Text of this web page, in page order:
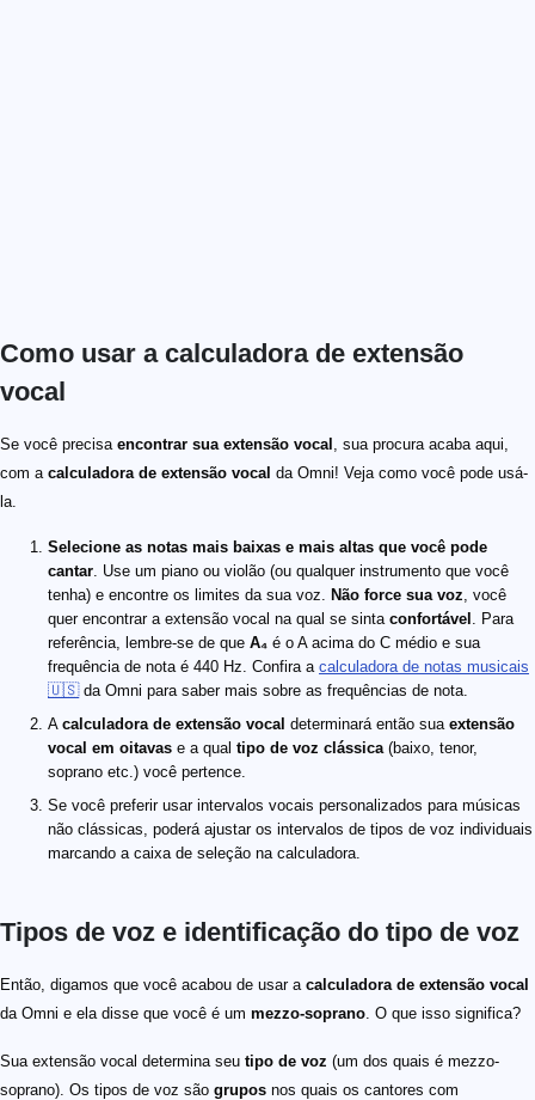
Como usar a calculadora de extensão
vocal
Se você precisa encontrar sua extensão vocal , sua procura acaba aqui,
com a calculadora de extensão vocal da Omni! Veja como você pode usá-
la.
Selecione as notas mais baixas e mais altas que você pode
cantar. Use um piano ou violão (ou qualquer instrumento que você
tenha) e encontre os limites da sua voz. Não force sua voz, você
quer encontrar a extensão vocal na qual se sinta confortável . Para
referência, lembre-se de que A₄ é o A acima do C médio e sua
frequência de nota é 440 Hz. Confira a calculadora de notas musicais
🇺🇸da Omni para saber mais sobre as frequências de nota.
A calculadora de extensão vocal determinará então sua extensão
vocal em oitavas e a qual tipo de voz clássica(baixo, tenor,
soprano etc.) você pertence.
Se você preferir usar intervalos vocais personalizados para músicas
não clássicas, poderá ajustar os intervalos de tipos de voz individuais
marcando a caixa de seleção na calculadora.
Tipos de voz e identificação do tipo de voz
Então, digamos que você acabou de usar a calculadora de extensão vocal
da Omni e ela disse que você é um mezzo-soprano. O que isso significa?
Sua extensão vocal determina seu tipo de voz (um dos quais é mezzo-
soprano). Os tipos de voz são grupos nos quais os cantores com